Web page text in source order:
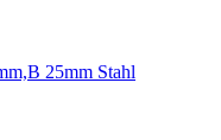
25mm Stahl